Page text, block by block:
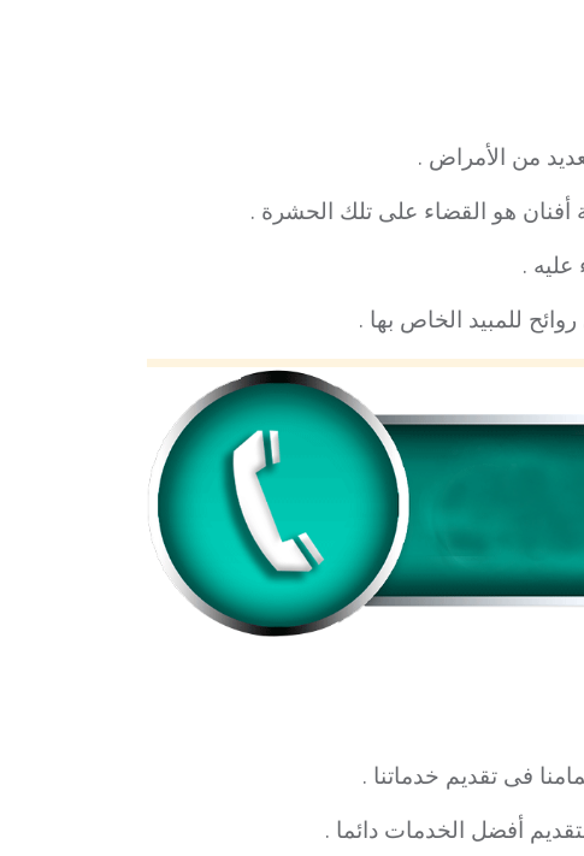
من الأمراض .
هو القضاء على تلك الحشرة .
.
للمبيد الخاص بها .
فى تقديم خدماتنا .
أفضل الخدمات دائما .